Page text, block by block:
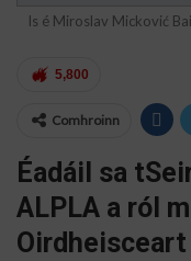
Is é Miroslav Micković
5,800
Comhroinn
Éadáil sa
ALPLA a ról
Oirdheisceart